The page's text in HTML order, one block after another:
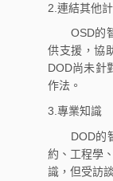
2.連結其他
OSD的智
供支援，協
DOD尚未針
作法。
3.專業知識
DOD的智
約、工程學
識，但受訪